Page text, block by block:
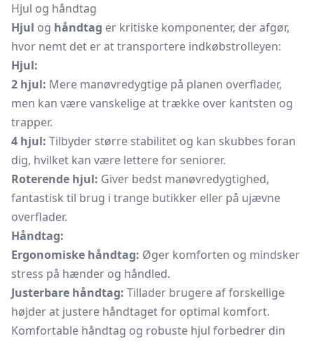
Hjul og håndtag
Hjul og håndtag er kritiske komponenter, der afgør,
hvor nemt det er at transportere indkøbstrolleyen:
Hjul:
2 hjul: Mere manøvredygtige på planen overflader,
men kan være vanskelige at trække over kantsten og
trapper.
4 hjul: Tilbyder større stabilitet og kan skubbes foran
dig, hvilket kan være lettere for seniorer.
Roterende hjul: Giver bedst manøvredygtighed,
fantastisk til brug i trange butikker eller på ujævne
overflader.
Håndtag:
Ergonomiske håndtag: Øger komforten og mindsker
stress på hænder og håndled.
Justerbare håndtag: Tillader brugere af forskellige
højder at justere håndtaget for optimal komfort.
Komfortable håndtag og robuste hjul forbedrer din